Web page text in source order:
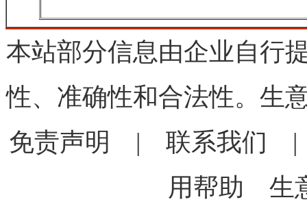
本站部分信息由企业自行
性、准确性和合法性。生
免责声明
|联系我们
用帮助
生